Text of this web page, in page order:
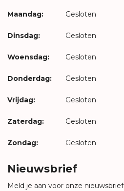
Maandag: Gesloten
Dinsdag: Gesloten
Woensdag: Gesloten
Donderdag: Gesloten
Vrijdag: Gesloten
Zaterdag: Gesloten
Zondag: Gesloten
Nieuwsbrief
Meld je aan voor onze nieuwsbrief